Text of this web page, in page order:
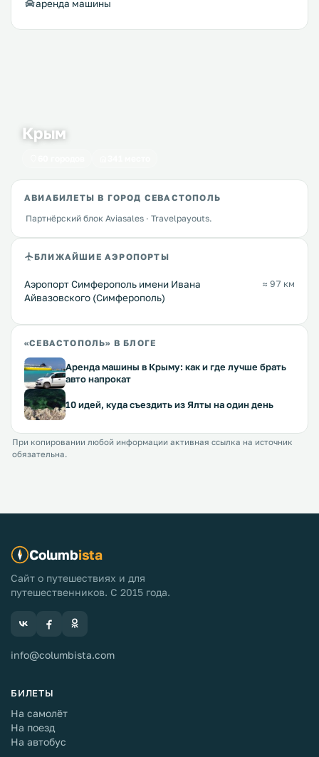
аренда машины
Крым
АВИАБИЛЕТЫ В ГОРОД СЕВАСТОПОЛЬ
Партнёрский блок Aviasales · Travelpayouts.
БЛИЖАЙШИЕ АЭРОПОРТЫ
Аэропорт Симферополь имени Ивана
Айвазовского (Симферополь)
≈ 97 км
«СЕВАСТОПОЛЬ» В БЛОГЕ
Аренда машины в Крыму: как и где лучше брать
авто напрокат
10 идей, куда съездить из Ялты на один день
При копировании любой информации активная ссылка на источник
обязательна.
Columbista
Сайт о путешествиях и для
путешественников. С 2015 года.
info@columbista.com
БИЛЕТЫ
На самолёт
На поезд
На автобус